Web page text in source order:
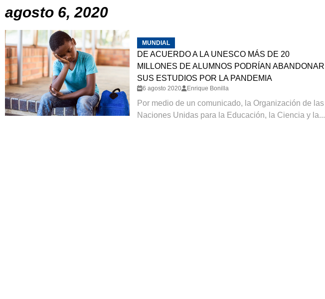
agosto 6, 2020
MUNDIAL
DE ACUERDO A LA UNESCO MÁS DE 20
MILLONES DE ALUMNOS PODRÍAN ABANDONAR
SUS ESTUDIOS POR LA PANDEMIA
6 agosto 2020 Enrique Bonilla
Por medio de un comunicado, la Organización de las
Naciones Unidas para la Educación, la Ciencia y la...